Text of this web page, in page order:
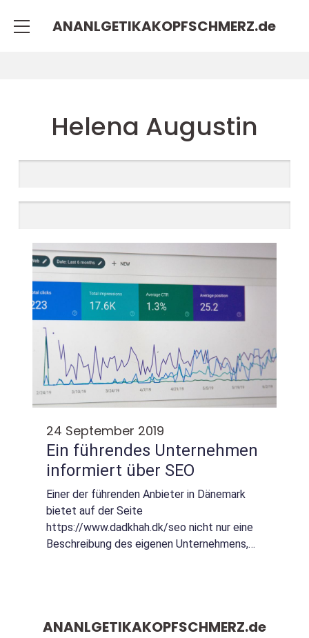
ANANLGETIKAKOPFSCHMERZ.de
Helena Augustin
24 September 2019
Ein führendes Unternehmen
informiert über SEO
Einer der führenden Anbieter in Dänemark
bietet auf der Seite
https://www.dadkhah.dk/seo nicht nur eine
Beschreibung des eigenen Unternehmens,
ANANLGETIKAKOPFSCHMERZ.de